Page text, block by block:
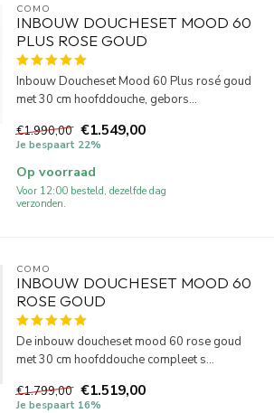
COMO
INBOUW DOUCHESET MOOD 60
PLUS ROSE GOUD
Inbouw Doucheset Mood 60 Plus rosé goud
met 30 cm hoofddouche, gebors...
€1.990,00 €1.549,00
Je bespaart 22%
Op voorraad
Voor 12:00 besteld, dezelfde dag
verzonden.
COMO
INBOUW DOUCHESET MOOD 60
ROSE GOUD
De inbouw doucheset mood 60 rose goud
met 30 cm hoofddouche compleet s...
€1.799,00 €1.519,00
Je bespaart 16%